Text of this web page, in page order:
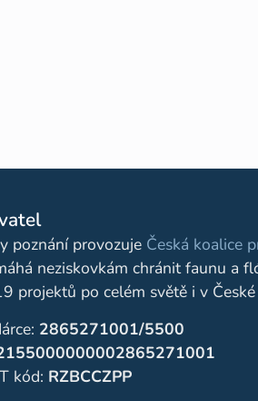
poznání provozuje Česká koalice
neziskovkám chránit faunu a
projektů po celém světě i v
2865271001/5500
kód: RZBCCZPP